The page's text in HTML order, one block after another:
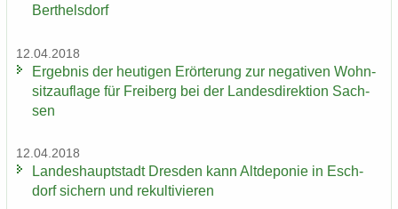
Bert­hels­dorf
12.04.2018
Er­geb­nis der heu­ti­gen Er­ör­te­rung zur ne­ga­ti­ven Wohn­
sitz­auf­la­ge für Frei­berg bei der Lan­des­di­rek­ti­on Sach­
sen
12.04.2018
Lan­des­haupt­stadt Dres­den kann Alt­de­po­nie in Esch­
dorf si­chern und re­kul­ti­vie­ren